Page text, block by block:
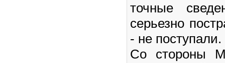
точные
серьезно
- не поступали.
Со стороны